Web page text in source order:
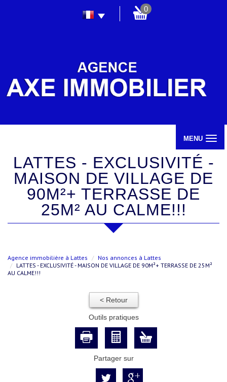
0
MENU
LATTES - EXCLUSIVITÉ -
MAISON DE VILLAGE DE
90M²+ TERRASSE DE
25M² AU CALME!!!
Agence immobilière à Lattes
Nos annonces à Lattes
LATTES - EXCLUSIVITÉ - MAISON DE VILLAGE DE 90M²+ TERRASSE DE 25M²
AU CALME!!!
< Retour
Outils pratiques
Partager sur